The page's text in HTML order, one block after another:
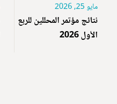
مايو 25, 2026
نتائج مؤتمر المحللين للربع
الأول 2026